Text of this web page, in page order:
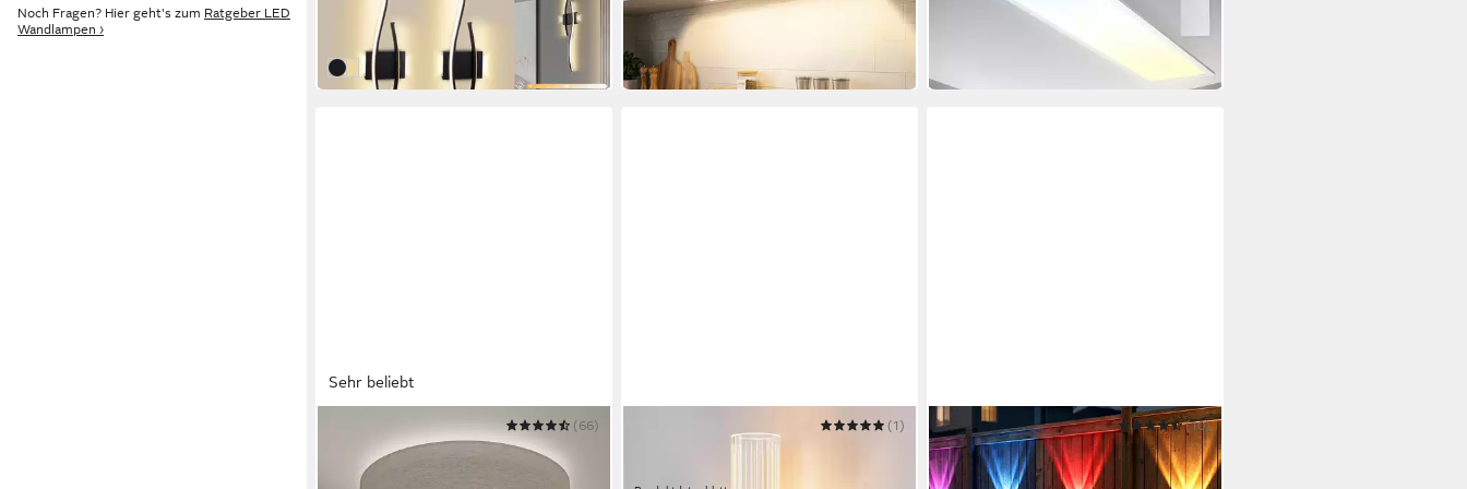
Noch Fragen? Hier geht's zum Ratgeber LED
Wandlampen ›
in 4-5 Werktagen bei dir
Schwarz
Golden
in 3-4 Werktagen bei dir in 4-5 Werktagen bei dir
Sehr beliebt
LED Deckenleuchte Deckenleuchte
Stoff-Deckenlampe Ø30cm 1-
(66)
LED Wandleuchte 6W Acryl
(1)
OYAJIA
LED Außen-Wandleuchte LED
Solarlampe für Außen Einstellbar
(10)